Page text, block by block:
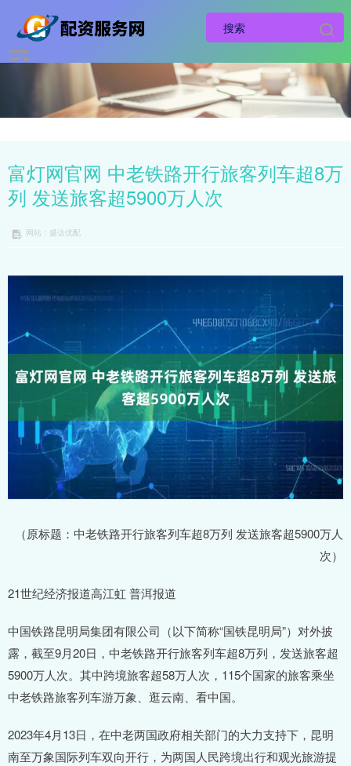
富灯网官网 中老铁路开行旅客列车超8万
列 发送旅客超5900万人次
网站：盛达优配
（原标题：中老铁路开行旅客列车超8万列 发送旅客超5900万人
次）
21世纪经济报道高江虹 普洱报道
中国铁路昆明局集团有限公司（以下简称“国铁昆明局”）对外披
露，截至9月20日，中老铁路开行旅客列车超8万列，发送旅客超
5900万人次。其中跨境旅客超58万人次，115个国家的旅客乘坐
中老铁路旅客列车游万象、逛云南、看中国。
2023年4月13日，在中老两国政府相关部门的大力支持下，昆明
南至万象国际列车双向开行，为两国人民跨境出行和观光旅游提